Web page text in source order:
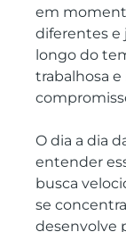
em
diferentes e
longo do
trabalhosa e
O dia a dia
entender
busca
se
desenvolve